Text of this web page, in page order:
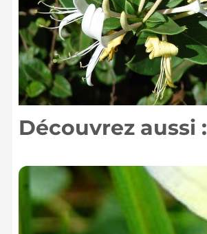
Découvrez aussi :